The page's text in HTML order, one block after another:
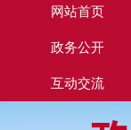
网站首页
政务公开
互动交流